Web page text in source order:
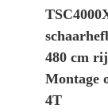
480 cm
Montage
4T